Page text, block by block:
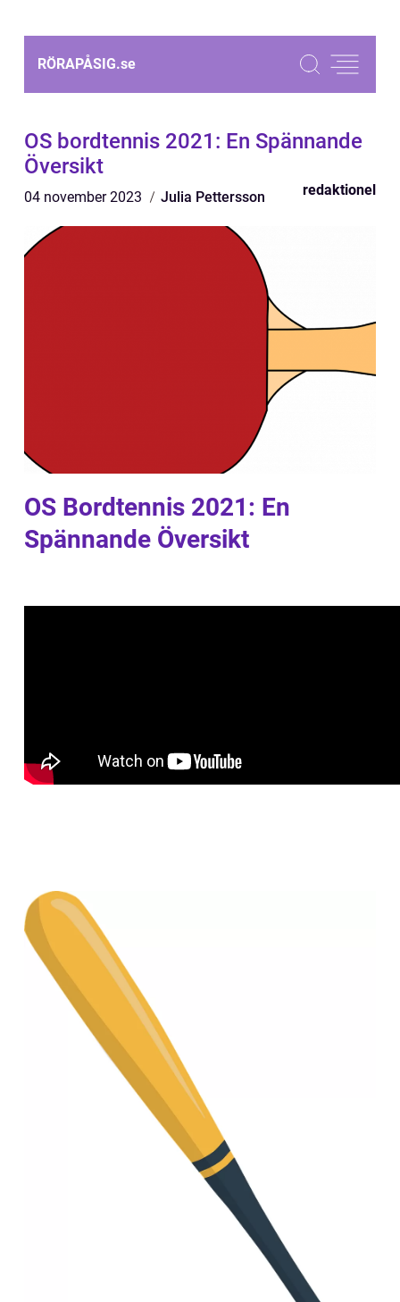
RÖRAPÅSIG.se
OS bordtennis 2021: En Spännande
Översikt
04 november 2023 Julia Pettersson redaktionel
OS Bordtennis 2021: En
Spännande Översikt